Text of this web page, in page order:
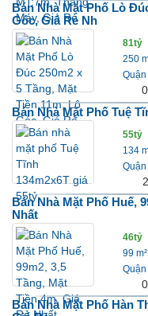
Bán Nhà Mặt Phố Lò
Góc, Giá Rẻ Nh
81tỷ
250
Bán Nhà Mặt Phố Tuệ
55tỷ
134
Bán Nhà Mặt Phố Huế,
Nhất
46tỷ
99 m²
Bán Nhà Mặt Phố Hàn